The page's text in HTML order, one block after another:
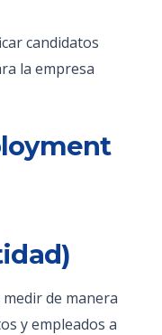
candidatos
la empresa
de manera
y empleados a